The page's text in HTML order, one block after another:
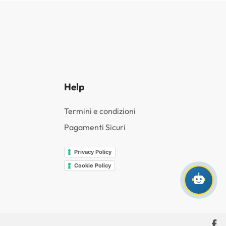
Help
Termini e condizioni
Pagamenti Sicuri
Privacy Policy
Cookie Policy